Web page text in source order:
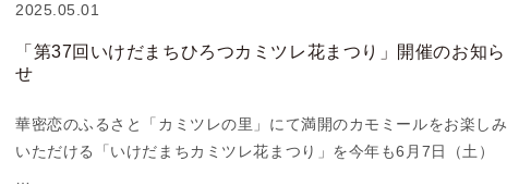
2025.05.01
「第37回いけだまちひろつカミツレ花まつり」開催のお知ら
せ
華密恋のふるさと「カミツレの里」にて満開のカモミールをお楽しみ
いただける「いけだまちカミツレ花まつり」を今年も6月7日（土）